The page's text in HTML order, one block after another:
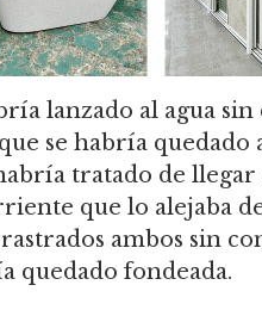
lanzado al agua
se habría
tratado de
que lo alejaba
ambos sin
quedado fondeada.